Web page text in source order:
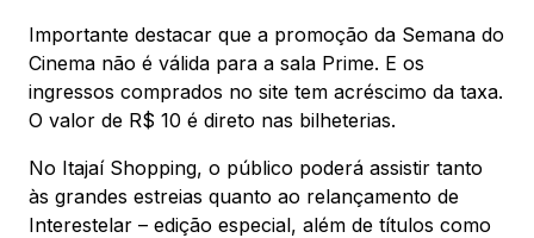
Importante destacar que a promoção da Semana do
Cinema não é válida para a sala Prime. E os
ingressos comprados no site tem acréscimo da taxa.
O valor de R$ 10 é direto nas bilheterias.
No Itajaí Shopping, o público poderá assistir tanto
às grandes estreias quanto ao relançamento de
Interestelar – edição especial, além de títulos como